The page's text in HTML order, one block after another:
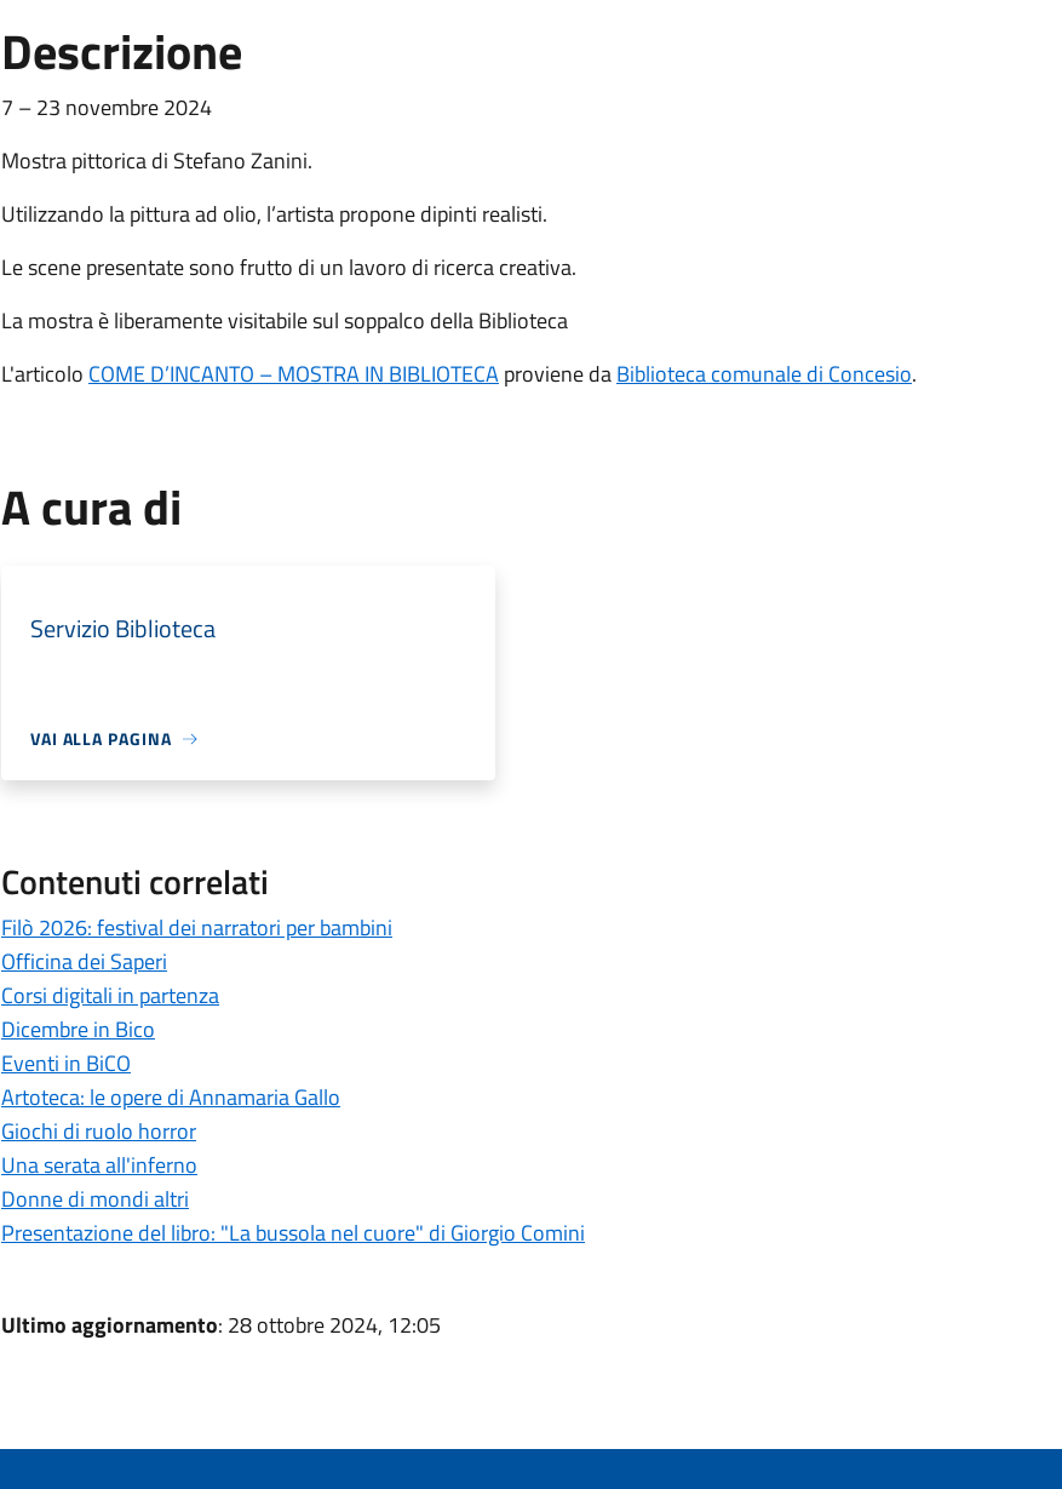
Descrizione
7 – 23 novembre 2024
Mostra pittorica di Stefano Zanini.
Utilizzando la pittura ad olio, l’artista propone dipinti realisti.
Le scene presentate sono frutto di un lavoro di ricerca creativa.
La mostra è liberamente visitabile sul soppalco della Biblioteca
L'articolo COME D’INCANTO – MOSTRA IN BIBLIOTECAproviene daBiblioteca comunale di Concesio.
A cura di
Servizio Biblioteca
VAI ALLA PAGINA
Contenuti correlati
Filò 2026: festival dei narratori per bambini
Officina dei Saperi
Corsi digitali in partenza
Dicembre in Bico
Eventi in BiCO
Artoteca: le opere di Annamaria Gallo
Giochi di ruolo horror
Una serata all'inferno
Donne di mondi altri
Presentazione del libro: "La bussola nel cuore" di Giorgio Comini
Ultimo aggiornamento: 28 ottobre 2024, 12:05